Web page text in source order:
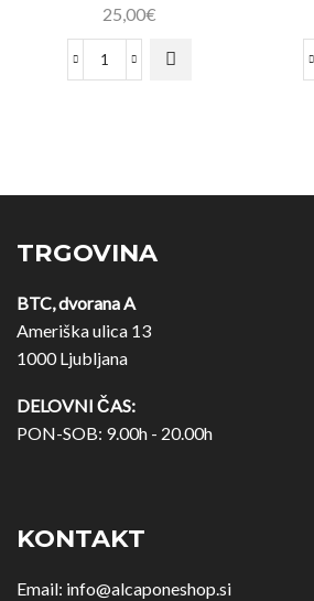
25,00€
TRGOVINA
BTC, dvorana A
Ameriška ulica 13
1000 Ljubljana
DELOVNI ČAS:
PON-SOB: 9.00h - 20.00h
KONTAKT
Email: info@alcaponeshop.si